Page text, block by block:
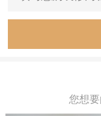
您想